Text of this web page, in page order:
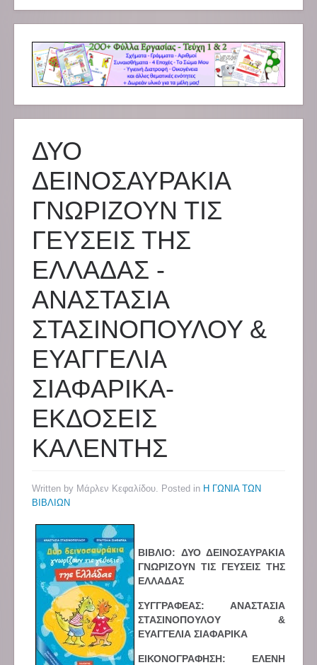
ΔΥΟ
ΔΕΙΝΟΣΑΥΡΑΚΙΑ
ΓΝΩΡΙΖΟΥΝ ΤΙΣ
ΓΕΥΣΕΙΣ ΤΗΣ
ΕΛΛΑΔΑΣ -
ΑΝΑΣΤΑΣΙΑ
ΣΤΑΣΙΝΟΠΟΥΛΟΥ &
ΕΥΑΓΓΕΛΙΑ
ΣΙΑΦΑΡΙΚΑ-
ΕΚΔΟΣΕΙΣ
ΚΑΛΕΝΤΗΣ
Written by Μάρλεν Κεφαλίδου. Posted in Η ΓΩΝΙΑ ΤΩΝ
ΒΙΒΛΙΩΝ
ΒΙΒΛΙΟ: ΔΥΟ ΔΕΙΝΟΣΑΥΡΑΚΙΑ
ΓΝΩΡΙΖΟΥΝ ΤΙΣ ΓΕΥΣΕΙΣ ΤΗΣ
ΕΛΛΑΔΑΣ
ΣΥΓΓΡΑΦΕΑΣ: ΑΝΑΣΤΑΣΙΑ
ΣΤΑΣΙΝΟΠΟΥΛΟΥ &
ΕΥΑΓΓΕΛΙΑ ΣΙΑΦΑΡΙΚΑ
ΕΙΚΟΝΟΓΡΑΦΗΣΗ: ΕΛΕΝΗ